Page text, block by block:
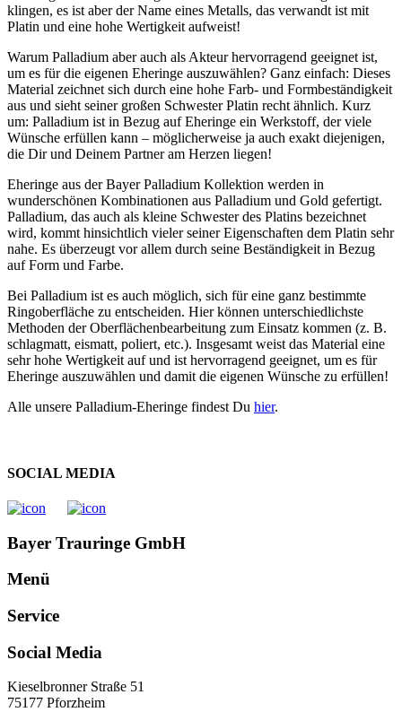
klingen, es ist aber der Name eines Metalls, das verwandt ist mit
Platin und eine hohe Wertigkeit aufweist!
Warum Palladium aber auch als Akteur hervorragend geeignet ist,
um es für die eigenen Eheringe auszuwählen? Ganz einfach: Dieses
Material zeichnet sich durch eine hohe Farb- und Formbeständigkeit
aus und sieht seiner großen Schwester Platin recht ähnlich. Kurz
um: Palladium ist in Bezug auf Eheringe ein Werkstoff, der viele
Wünsche erfüllen kann – möglicherweise ja auch exakt diejenigen,
die Dir und Deinem Partner am Herzen liegen!
Eheringe aus der Bayer Palladium Kollektion werden in
wunderschönen Kombinationen aus Palladium und Gold gefertigt.
Palladium, das auch als kleine Schwester des Platins bezeichnet
wird, kommt hinsichtlich vieler seiner Eigenschaften dem Platin sehr
nahe. Es überzeugt vor allem durch seine Beständigkeit in Bezug
auf Form und Farbe.
Bei Palladium ist es auch möglich, sich für eine ganz bestimmte
Ringoberfläche zu entscheiden. Hier können unterschiedlichste
Methoden der Oberflächenbearbeitung zum Einsatz kommen (z. B.
schlagmatt, eismatt, poliert, etc.). Insgesamt weist das Material eine
sehr hohe Wertigkeit auf und ist hervorragend geeignet, um es für
Eheringe auszuwählen und damit die eigenen Wünsche zu erfüllen!
Alle unsere Palladium-Eheringe findest Du hier.
SOCIAL MEDIA
Bayer Trauringe GmbH
Menü
Service
Social Media
Kieselbronner Straße 51
75177 Pforzheim